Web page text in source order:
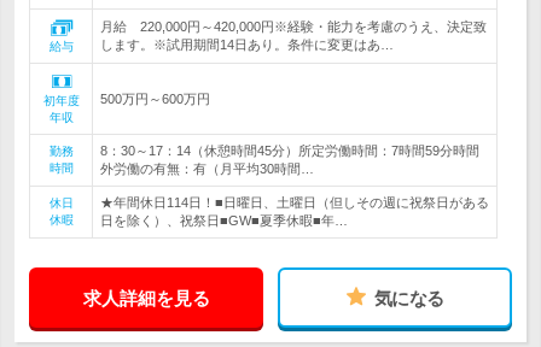
給与
月給 220,000円～420,000円※経験・能力を考慮のうえ、決定致
します。※試用期間14日あり。条件に変更はあ…
初年度
年収
500万円～600万円
勤務
時間
8：30～17：14（休憩時間45分）所定労働時間：7時間59分時間
外労働の有無：有（月平均30時間…
休日
休暇
★年間休日114日！■日曜日、土曜日（但しその週に祝祭日がある
日を除く）、祝祭日■GW■夏季休暇■年…
求人詳細を見る 気になる